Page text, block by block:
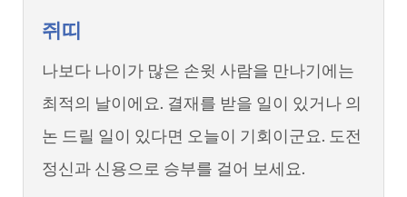
쥐띠
나보다 나이가 많은 손윗 사람을 만나기에는
최적의 날이에요. 결재를 받을 일이 있거나 의
논 드릴 일이 있다면 오늘이 기회이군요. 도전
정신과 신용으로 승부를 걸어 보세요.